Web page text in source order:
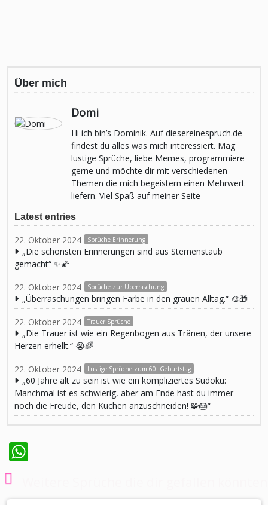
Über mich
Domi
Hi ich bin’s Dominik. Auf diesereinespruch.de
findest du alles was mich interessiert. Mag
lustige Sprüche, liebe Memes, programmiere
gerne und möchte dir mit verschiedenen
Themen die mich begeistern einen Mehrwert
liefern. Viel Spaß auf meiner Seite
Latest entries
22. Oktober 2024 Sprüche Erinnerung
„Die schönsten Erinnerungen sind aus Sternenstaub
gemacht“ ✨🌠
22. Oktober 2024 Sprüche zur Überraschung
„Überraschungen bringen Farbe in den grauen Alltag.“ 🎨🎁
22. Oktober 2024 Trauer Sprüche
„Die Trauer ist wie ein Regenbogen aus Tränen, der unsere
Herzen erhellt.“ 😭🌈
22. Oktober 2024 Lustige Sprüche zum 60. Geburtstag
„60 Jahre alt zu sein ist wie ein kompliziertes Sudoku:
Manchmal ist es schwierig, aber am Ende hast du immer
noch die Freude, den Kuchen anzuschneiden! 🧩🎂“